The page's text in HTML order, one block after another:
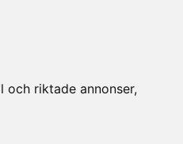
riktade annonser,